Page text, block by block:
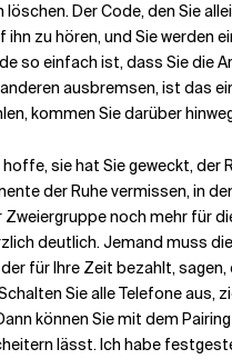
Der Code, den Sie
ihn zu hören, und Sie werden
so einfach ist, dass Sie
ausbremsen, ist das
kommen Sie darüber
sie hat Sie geweckt,
der Ruhe vermissen, in
Zweiergruppe noch mehr für
deutlich. Jemand muss
der für Ihre Zeit bezahlt,
Sie alle Telefone aus,
können Sie mit dem
lässt. Ich habe